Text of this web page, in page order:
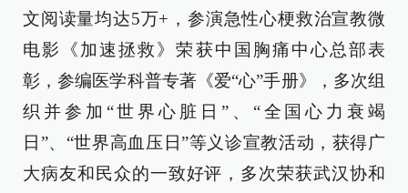
文阅读量均达5万+，参演急性心梗救治宣教微
电影《加速拯救》荣获中国胸痛中心总部表
彰，参编医学科普专著《爱“心”手册》，多次组
织并参加“世界心脏日”、“全国心力衰竭
日”、“世界高血压日”等义诊宣教活动，获得广
大病友和民众的一致好评，多次荣获武汉协和